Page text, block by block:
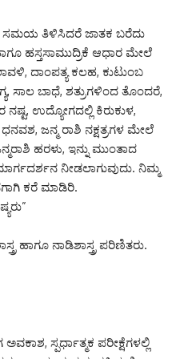
ಸಮಯ ತಿಳಿಸಿದರೆ ಜಾತಕ ಬರೆದು
ಹಸ್ತಸಾಮುದ್ರಿಕೆ ಆಧಾರ ಮೇಲೆ
ದಾಂಪತ್ಯ ಕಲಹ, ಕುಟುಂಬ
ಸಾಲ ಬಾಧೆ, ಶತ್ರುಗಳಿಂದ ತೊಂದರೆ,
ನಷ್ಟ, ಉದ್ಯೋಗದಲ್ಲಿ ಕಿರುಕುಳ,
ಜನ್ಮ ರಾಶಿ ನಕ್ಷತ್ರಗಳ ಮೇಲೆ
ಹರಳು, ಇನ್ನು ಮುಂತಾದ
ನೀಡಲಾಗುವುದು. ನಿಮ್ಮ
ಕರೆ ಮಾಡಿರಿ.
ಹಾಗೂ ನಾಡಿಶಾಸ್ತ್ರ ಪರಿಣಿತರು.
ಸ್ಪರ್ಧಾತ್ಮಕ ಪರೀಕ್ಷೆಗಳಲ್ಲಿ